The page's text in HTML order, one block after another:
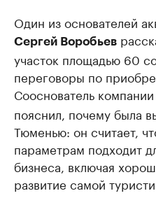
Один из основателей
Сергей Воробьев
участок площадью 60
переговоры по
Сооснователь компании
пояснил, почему была
Тюменью: он считает,
параметрам подходит
бизнеса, включая
развитие самой